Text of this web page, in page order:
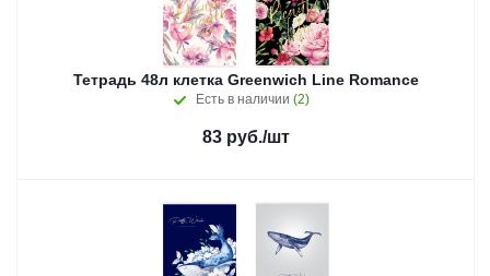
Тетрадь 48л клетка Greenwich Line Romance
Есть в наличии (2)
83 руб./шт